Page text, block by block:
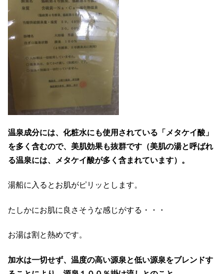
温泉成分には、化粧水にも使用されている「メタケイ酸」
を多く含むので、美肌効果も抜群です（美肌の湯と呼ばれ
る温泉には、メタケイ酸が多く含まれています）。
湯船に入るとお肌がピリッとします。
たしかにお肌に良さそうな感じがする・・・
お湯は割と熱めです。
加水は一切せず、温度の高い源泉と低い源泉をブレンドす